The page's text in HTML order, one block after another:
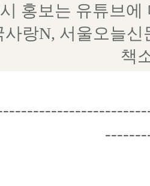
홍보는 유튜브
사랑N, 서울오늘
책